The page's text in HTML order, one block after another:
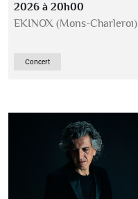
2026 à 20h00
EKINOX (Mons-Charleroi)
Concert